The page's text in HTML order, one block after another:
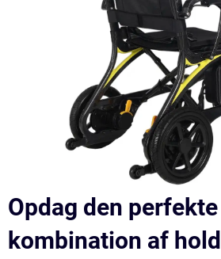
Opdag den perfekte
kombination af